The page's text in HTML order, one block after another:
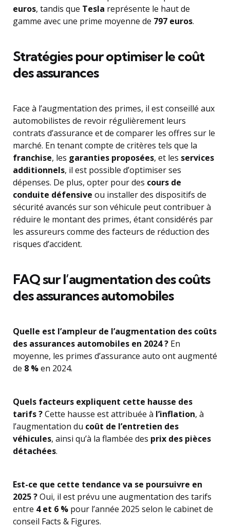
euros, tandis que Tesla représente le haut de
gamme avec une prime moyenne de 797 euros.
Stratégies pour optimiser le coût
des assurances
Face à l’augmentation des primes, il est conseillé aux
automobilistes de revoir régulièrement leurs
contrats d’assurance et de comparer les offres sur le
marché. En tenant compte de critères tels que la
franchise, les garanties proposées, et les services
additionnels, il est possible d’optimiser ses
dépenses. De plus, opter pour des cours de
conduite défensive ou installer des dispositifs de
sécurité avancés sur son véhicule peut contribuer à
réduire le montant des primes, étant considérés par
les assureurs comme des facteurs de réduction des
risques d’accident.
FAQ sur l’augmentation des coûts
des assurances automobiles
Quelle est l’ampleur de l’augmentation des coûts
des assurances automobiles en 2024 ? En
moyenne, les primes d’assurance auto ont augmenté
de 8 %en 2024.
Quels facteurs expliquent cette hausse des
tarifs ?Cette hausse est attribuée à l’inflation, à
l’augmentation du coût de l’entretien des
véhicules, ainsi qu’à la flambée des prix des pièces
détachées.
Est-ce que cette tendance va se poursuivre en
2025 ?Oui, il est prévu une augmentation des tarifs
entre 4 et 6 % pour l’année 2025 selon le cabinet de
conseil Facts & Figures.